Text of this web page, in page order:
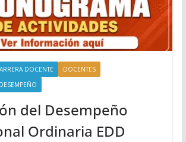
DOCENTE
DOCENTES
del Desempeño
Ordinaria EDD